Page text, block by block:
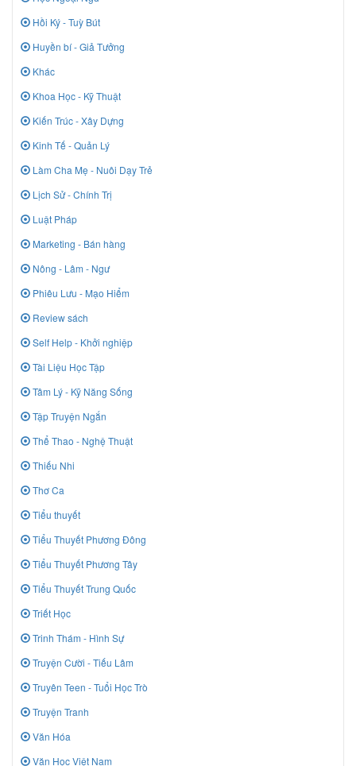
Hồi Ký - Tuỳ Bút
Huyền bí - Giả Tưởng
Khác
Khoa Học - Kỹ Thuật
Kiến Trúc - Xây Dựng
Kinh Tế - Quản Lý
Làm Cha Mẹ - Nuôi Dạy Trẻ
Lịch Sử - Chính Trị
Luật Pháp
Marketing - Bán hàng
Nông - Lâm - Ngư
Phiêu Lưu - Mạo Hiểm
Review sách
Self Help - Khởi nghiệp
Tài Liệu Học Tập
Tâm Lý - Kỹ Năng Sống
Tập Truyện Ngắn
Thể Thao - Nghệ Thuật
Thiếu Nhi
Thơ Ca
Tiểu thuyết
Tiểu Thuyết Phương Đông
Tiểu Thuyết Phương Tây
Tiểu Thuyết Trung Quốc
Triết Học
Trinh Thám - Hình Sự
Truyện Cười - Tiếu Lâm
Truyên Teen - Tuổi Học Trò
Truyện Tranh
Văn Hóa
Văn Học Việt Nam